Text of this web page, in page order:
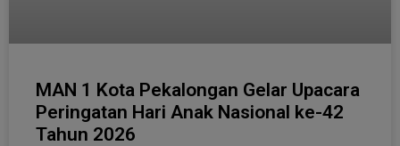
MAN 1 Kota Pekalongan Gelar Upacara
Peringatan Hari Anak Nasional ke-42
Tahun 2026